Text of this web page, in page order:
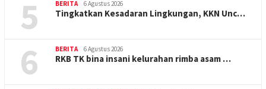
5 BERITA 6 Agustus 2026
Tingkatkan Kesadaran Lingkungan, KKN Unc…
6 BERITA 6 Agustus 2026
RKB TK bina insani kelurahan rimba asam …